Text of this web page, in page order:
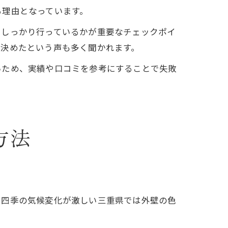
由となっています。
っかり行っているかが重要なチェックポイ
めたという声も多く聞かれます。
め、実績や口コミを参考にすることで失敗
法
季の気候変化が激しい三重県では外壁の色